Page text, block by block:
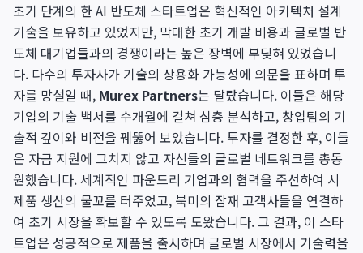
초기 단계의 한 AI 반도체 스타트업은 혁신적인 아키텍처 설계
기술을 보유하고 있었지만, 막대한 초기 개발 비용과 글로벌 반
도체 대기업들과의 경쟁이라는 높은 장벽에 부딪혀 있었습니
다. 다수의 투자사가 기술의 상용화 가능성에 의문을 표하며 투
자를 망설일 때, Murex Partners는 달랐습니다. 이들은 해당
기업의 기술 백서를 수개월에 걸쳐 심층 분석하고, 창업팀의 기
술적 깊이와 비전을 꿰뚫어 보았습니다. 투자를 결정한 후, 이들
은 자금 지원에 그치지 않고 자신들의 글로벌 네트워크를 총동
원했습니다. 세계적인 파운드리 기업과의 협력을 주선하여 시
제품 생산의 물꼬를 터주었고, 북미의 잠재 고객사들을 연결하
여 초기 시장을 확보할 수 있도록 도왔습니다. 그 결과, 이 스타
트업은 성공적으로 제품을 출시하며 글로벌 시장에서 기술력을